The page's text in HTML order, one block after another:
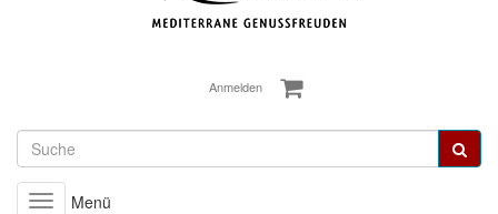
Anmelden
ToggleMenü